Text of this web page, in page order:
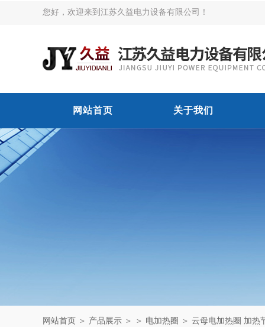
您好，欢迎来到江苏久益电力设备有限公司！
网站首页 关于我们
网站首页 ＞ 产品展示 ＞ ＞ 电加热圈 ＞ 云母电加热圈 加热